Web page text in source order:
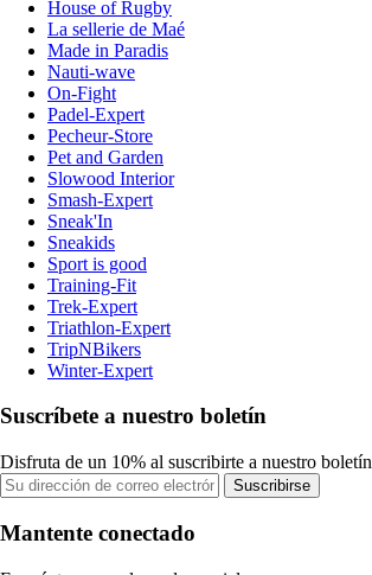
House of Rugby
La sellerie de Maé
Made in Paradis
Nauti-wave
On-Fight
Padel-Expert
Pecheur-Store
Pet and Garden
Slowood Interior
Smash-Expert
Sneak'In
Sneakids
Sport is good
Training-Fit
Trek-Expert
Triathlon-Expert
TripNBikers
Winter-Expert
Suscríbete a nuestro boletín
Disfruta de un 10% al suscribirte a nuestro boletín
Suscribirse
Mantente conectado